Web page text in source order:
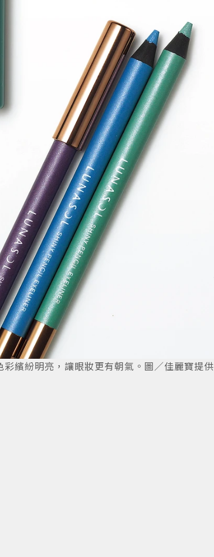
繽紛明亮，讓眼妝更有朝氣。圖／佳麗寶提供